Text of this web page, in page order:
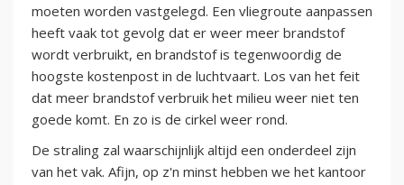
moeten worden vastgelegd. Een vliegroute aanpassen
heeft vaak tot gevolg dat er weer meer brandstof
wordt verbruikt, en brandstof is tegenwoordig de
hoogste kostenpost in de luchtvaart. Los van het feit
dat meer brandstof verbruik het milieu weer niet ten
goede komt. En zo is de cirkel weer rond.
De straling zal waarschijnlijk altijd een onderdeel zijn
van het vak. Afijn, op z'n minst hebben we het kantoor